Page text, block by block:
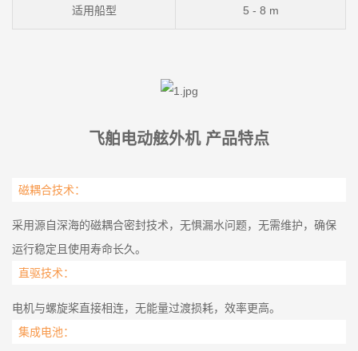
适用船型 5 - 8 m
飞舶电动舷外机 产品特点
磁耦合技术：
采用源自深海的磁耦合密封技术，无惧漏水问题，无需维护，确保
运行稳定且使用寿命长久。
直驱技术：
电机与螺旋桨直接相连，无能量过渡损耗，效率更高。
集成电池：